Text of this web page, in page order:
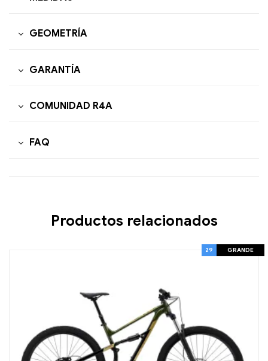
GEOMETRÍA
GARANTÍA
COMUNIDAD R4A
FAQ
Productos relacionados
29 GRANDE